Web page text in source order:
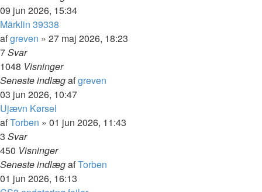
09 jun 2026, 15:34
Märklin 39338
afgreven » 27 maj 2026, 18:23
7Svar
1048 Visninger
Seneste indlægafgreven
03 jun 2026, 10:47
Ujævn Kørsel
afTorben » 01 jun 2026, 11:43
3 Svar
450 Visninger
Seneste indlægafTorben
01 jun 2026, 16:13